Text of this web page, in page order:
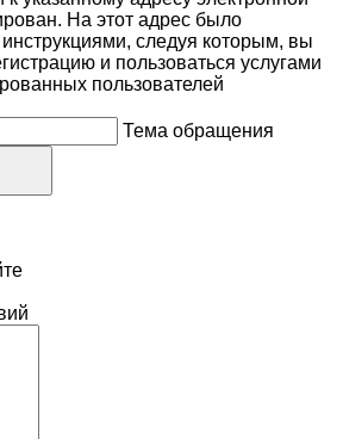
На этот адрес было
следуя которым, вы
и пользоваться услугами
пользователей
Тема обращения